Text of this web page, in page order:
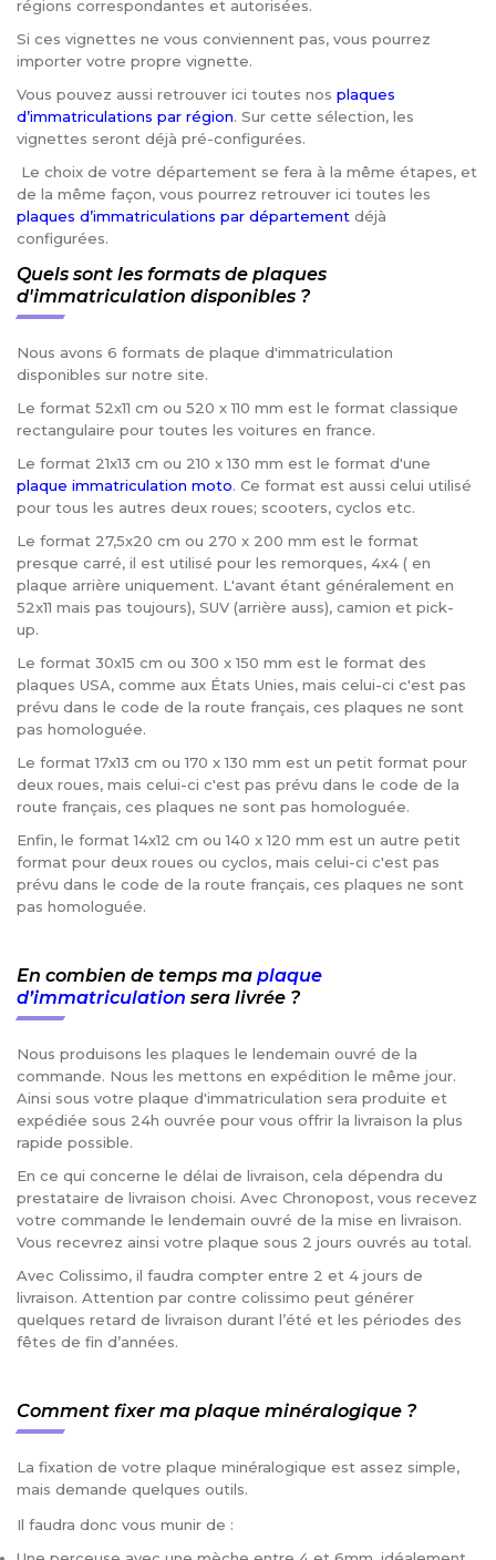
régions correspondantes et autorisées.
Si ces vignettes ne vous conviennent pas, vous pourrez
importer votre propre vignette.
Vous pouvez aussi retrouver ici toutes nos plaques
d’immatriculations par région. Sur cette sélection, les
vignettes seront déjà pré-configurées.
Le choix de votre département se fera à la même étapes, et
de la même façon, vous pourrez retrouver ici toutes les
plaques d’immatriculations par département déjà
configurées.
Quels sont les formats de plaques
d'immatriculation disponibles ?
Nous avons 6 formats de plaque d'immatriculation
disponibles sur notre site.
Le format 52x11 cm ou 520 x 110 mm est le format classique
rectangulaire pour toutes les voitures en france.
Le format 21x13 cm ou 210 x 130 mm est le format d'une
plaque immatriculation moto. Ce format est aussi celui utilisé
pour tous les autres deux roues; scooters, cyclos etc.
Le format 27,5x20 cm ou 270 x 200 mm est le format
presque carré, il est utilisé pour les remorques, 4x4 ( en
plaque arrière uniquement. L'avant étant généralement en
52x11 mais pas toujours), SUV (arrière auss), camion et pick-
up.
Le format 30x15 cm ou 300 x 150 mm est le format des
plaques USA, comme aux États Unies, mais celui-ci c'est pas
prévu dans le code de la route français, ces plaques ne sont
pas homologuée.
Le format 17x13 cm ou 170 x 130 mm est un petit format pour
deux roues, mais celui-ci c'est pas prévu dans le code de la
route français, ces plaques ne sont pas homologuée.
Enfin, le format 14x12 cm ou 140 x 120 mm est un autre petit
format pour deux roues ou cyclos, mais celui-ci c'est pas
prévu dans le code de la route français, ces plaques ne sont
pas homologuée.
En combien de temps ma plaque
d’immatriculation sera livrée ?
Nous produisons les plaques le lendemain ouvré de la
commande. Nous les mettons en expédition le même jour.
Ainsi sous votre plaque d'immatriculation sera produite et
expédiée sous 24h ouvrée pour vous offrir la livraison la plus
rapide possible.
En ce qui concerne le délai de livraison, cela dépendra du
prestataire de livraison choisi. Avec Chronopost, vous recevez
votre commande le lendemain ouvré de la mise en livraison.
Vous recevrez ainsi votre plaque sous 2 jours ouvrés au total.
Avec Colissimo, il faudra compter entre 2 et 4 jours de
livraison. Attention par contre colissimo peut générer
quelques retard de livraison durant l’été et les périodes des
fêtes de fin d’années.
Comment fixer ma plaque minéralogique ?
La fixation de votre plaque minéralogique est assez simple,
mais demande quelques outils.
Il faudra donc vous munir de :